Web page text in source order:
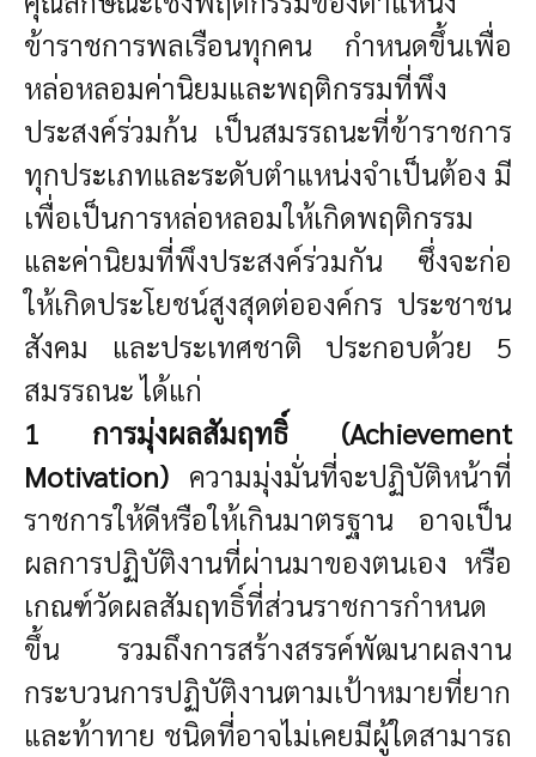
ข้าราชการพลเรือนทุกคน กำหนดขึ้นเพื่อ
หล่อหลอมค่านิยมและพฤติกรรมที่พึง
ประสงค์ร่วมก้น เป็นสมรรถนะที่ข้าราชการ
ทุกประเภทและระดับตำแหน่งจำเป็นต้อง มี
เพื่อเป็นการหล่อหลอมให้เกิดพฤติกรรม
และค่านิยมที่พึงประสงค์ร่วมกัน ซึ่งจะก่อ
ให้เกิดประโยชน์สูงสุดต่อองค์กร ประชาชน
สังคม และประเทศชาติ ประกอบด้วย 5
สมรรถนะ ได้แก่
1 การมุ่งผลสัมฤทธิ์ (Achievement
Motivation) ความมุ่งมั่นที่จะปฏิบัติหน้าที่
ราชการให้ดีหรือให้เกินมาตรฐาน อาจเป็น
ผลการปฏิบัติงานที่ผ่านมาของตนเอง หรือ
เกณฑ์วัดผลสัมฤทธิ์ที่ส่วนราชการกำหนด
ขึ้น รวมถึงการสร้างสรรค์พัฒนาผลงาน
กระบวนการปฏิบัติงานตามเป้าหมายที่ยาก
และท้าทาย ชนิดที่อาจไม่เคยมีผู้ใดสามารถ